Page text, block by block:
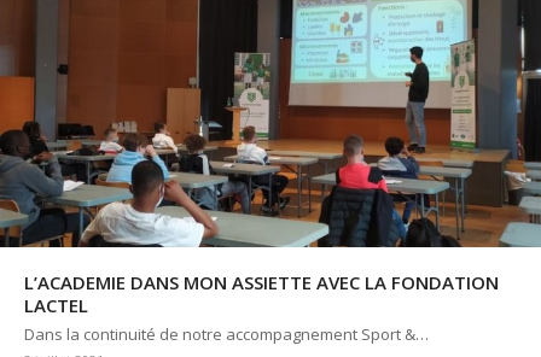
L’ACADEMIE DANS MON ASSIETTE AVEC LA FONDATION
LACTEL
Dans la continuité de notre accompagnement Sport &…